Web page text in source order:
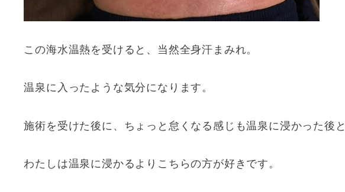
この海水温熱を受けると、当然全身汗まみれ。
温泉に入ったような気分になります。
施術を受けた後に、ちょっと怠くなる感じも温泉に浸かった後
わたしは温泉に浸かるよりこちらの方が好きです。